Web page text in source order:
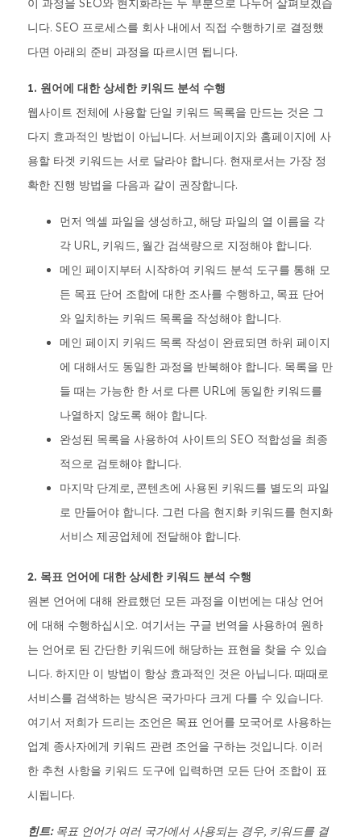
이 과정을 SEO와 현지화라는 두 부분으로 나누어 살펴보겠습
니다. SEO 프로세스를 회사 내에서 직접 수행하기로 결정했
다면 아래의 준비 과정을 따르시면 됩니다.
1. 원어에 대한 상세한 키워드 분석 수행
웹사이트 전체에 사용할 단일 키워드 목록을 만드는 것은 그
다지 효과적인 방법이 아닙니다. 서브페이지와 홈페이지에 사
용할 타겟 키워드는 서로 달라야 합니다. 현재로서는 가장 정
확한 진행 방법을 다음과 같이 권장합니다.
먼저 엑셀 파일을 생성하고, 해당 파일의 열 이름을 각
각 URL, 키워드, 월간 검색량으로 지정해야 합니다.
메인 페이지부터 시작하여 키워드 분석 도구를 통해 모
든 목표 단어 조합에 대한 조사를 수행하고, 목표 단어
와 일치하는 키워드 목록을 작성해야 합니다.
메인 페이지 키워드 목록 작성이 완료되면 하위 페이지
에 대해서도 동일한 과정을 반복해야 합니다. 목록을 만
들 때는 가능한 한 서로 다른 URL에 동일한 키워드를
나열하지 않도록 해야 합니다.
완성된 목록을 사용하여 사이트의 SEO 적합성을 최종
적으로 검토해야 합니다.
마지막 단계로, 콘텐츠에 사용된 키워드를 별도의 파일
로 만들어야 합니다. 그런 다음 현지화 키워드를 현지화
서비스 제공업체에 전달해야 합니다.
2. 목표 언어에 대한 상세한 키워드 분석 수행
원본 언어에 대해 완료했던 모든 과정을 이번에는 대상 언어
에 대해 수행하십시오. 여기서는 구글 번역을 사용하여 원하
는 언어로 된 간단한 키워드에 해당하는 표현을 찾을 수 있습
니다. 하지만 이 방법이 항상 효과적인 것은 아닙니다. 때때로
서비스를 검색하는 방식은 국가마다 크게 다를 수 있습니다.
여기서 저희가 드리는 조언은 목표 언어를 모국어로 사용하는
업계 종사자에게 키워드 관련 조언을 구하는 것입니다. 이러
한 추천 사항을 키워드 도구에 입력하면 모든 단어 조합이 표
시됩니다.
힌트:목표 언어가 여러 국가에서 사용되는 경우, 키워드를 결